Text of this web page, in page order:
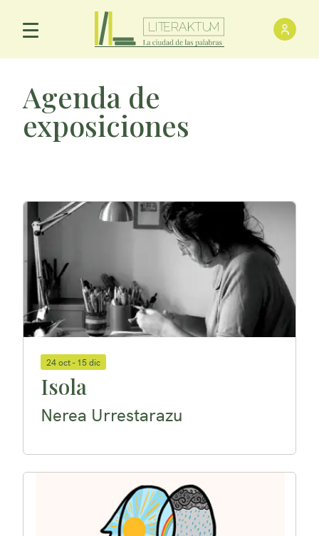
Menú Principal
Agenda de
exposiciones
24 oct - 15 dic
Isola
Nerea Urrestarazu